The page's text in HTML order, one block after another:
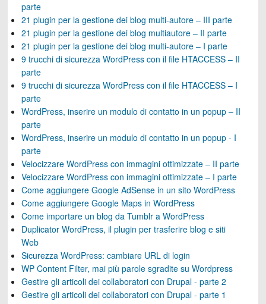
parte
21 plugin per la gestione dei blog multi-autore – III parte
21 plugin per la gestione dei blog multiautore – II parte
21 plugin per la gestione dei blog multi-autore – I parte
9 trucchi di sicurezza WordPress con il file HTACCESS – II
parte
9 trucchi di sicurezza WordPress con il file HTACCESS – I
parte
WordPress, inserire un modulo di contatto in un popup – II
parte
WordPress, inserire un modulo di contatto in un popup - I
parte
Velocizzare WordPress con immagini ottimizzate – II parte
Velocizzare WordPress con immagini ottimizzate – I parte
Come aggiungere Google AdSense in un sito WordPress
Come aggiungere Google Maps in WordPress
Come importare un blog da Tumblr a WordPress
Duplicator WordPress, il plugin per trasferire blog e siti
Web
Sicurezza WordPress: cambiare URL di login
WP Content Filter, mai più parole sgradite su Wordpress
Gestire gli articoli dei collaboratori con Drupal - parte 2
Gestire gli articoli dei collaboratori con Drupal - parte 1